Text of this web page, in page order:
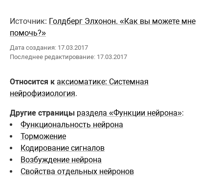
Источник: Голдберг Элхонон. «Как вы можете мне
помочь?»
Дата создания: 17.03.2017
Последнее редактирование: 17.03.2017
Относится к аксиоматике: Системная
нейрофизиология.
Другие страницы раздела «Функции нейрона»:
Функциональность нейрона
Торможение
Кодирование сигналов
Возбуждение нейрона
Свойства отдельных нейронов